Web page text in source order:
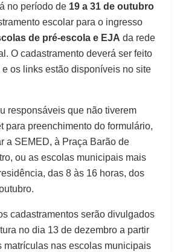
no período de 19 a 31 de outubro
escolar para o ingresso
de pré-escola e EJA da rede
O cadastramento deverá ser feito
os links estão disponíveis no site
responsáveis que não tiverem
para preenchimento do formulário,
a SEMED, à Praça Barão de
ou as escolas municipais mais
das 8 às 16 horas, dos
cadastramentos serão divulgados
no dia 13 de dezembro a partir
matrículas nas escolas municipais